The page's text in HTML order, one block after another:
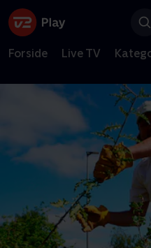
Forside Live TV